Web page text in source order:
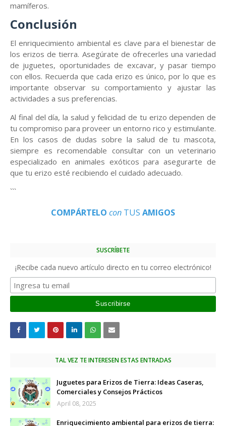
mamíferos.
Conclusión
El enriquecimiento ambiental es clave para el bienestar de
los erizos de tierra. Asegúrate de ofrecerles una variedad
de juguetes, oportunidades de excavar, y pasar tiempo
con ellos. Recuerda que cada erizo es único, por lo que es
importante observar su comportamiento y ajustar las
actividades a sus preferencias.
Al final del día, la salud y felicidad de tu erizo dependen de
tu compromiso para proveer un entorno rico y estimulante.
En los casos de dudas sobre la salud de tu mascota,
siempre es recomendable consultar con un veterinario
especializado en animales exóticos para asegurarte de
que tu erizo esté recibiendo el cuidado adecuado.
```
COMPÁRTELO con TUS AMIGOS
SUSCRÍBETE
¡Recibe cada nuevo artículo directo en tu correo electrónico!
TAL VEZ TE INTERESEN ESTAS ENTRADAS
Juguetes para Erizos de Tierra: Ideas Caseras,
Comerciales y Consejos Prácticos
April 08, 2025
Enriquecimiento ambiental para erizos de tierra: